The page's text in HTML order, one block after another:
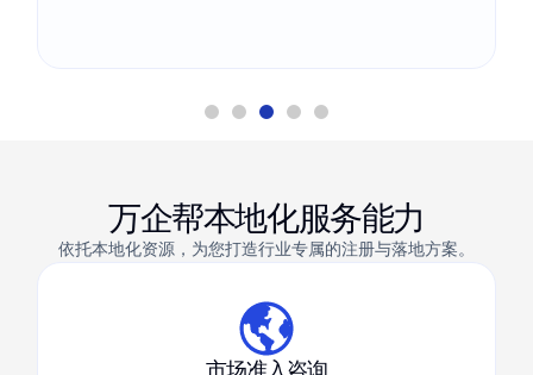
万企帮本地化服务能力
依托本地化资源，为您打造行业专属的注册与落地方案。